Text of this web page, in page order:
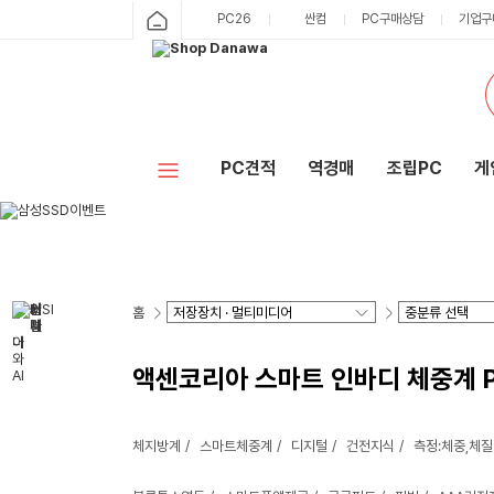
PC26 싼컴 PC구매상담 기업
PC견적 역경매 조립PC 게
홈
액센코리아 스마트 인바디 체중계
체지방계 스마트체중계 디지털 건전지식 측정:체중,체